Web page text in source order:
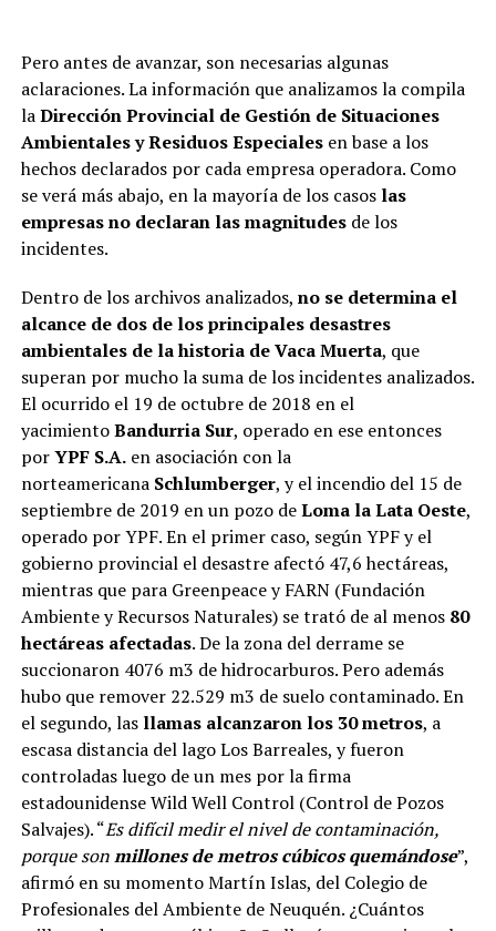
Pero antes de avanzar, son necesarias algunas
aclaraciones. La información que analizamos la compila
laDirección Provincial de Gestión de Situaciones
Ambientales y Residuos Especiales en base a los
hechos declarados por cada empresa operadora. Como
se verá más abajo, en la mayoría de los casoslas
empresas no declaran las magnitudesde los
incidentes.
Dentro de los archivos analizados, no se determina el
alcance de dos de los principales desastres
ambientales de la historia de Vaca Muerta, que
superan por mucho la suma de los incidentes analizados.
El ocurrido el 19 de octubre de 2018 en el
yacimientoBandurria Sur, operado en ese entonces
porYPF S.A.en asociación con la
norteamericana Schlumberger, y el incendio del 15 de
septiembre de 2019 en un pozo deLoma la Lata Oeste,
operado por YPF. En el primer caso, según YPF y el
gobierno provincial el desastre afectó 47,6 hectáreas,
mientras que para Greenpeace y FARN (Fundación
Ambiente y Recursos Naturales) se trató de al menos 80
hectáreas afectadas. De la zona del derrame se
succionaron 4076 m3 de hidrocarburos. Pero además
hubo que remover 22.529 m3 de suelo contaminado. En
el segundo, las llamas alcanzaron los 30 metros, a
escasa distancia del lago Los Barreales, y fueron
controladas luego de un mes por la firma
estadounidense Wild Well Control (Control de Pozos
Salvajes). “Es difícil medir el nivel de contaminación,
porque sonmillones de metros cúbicos quemándose”,
afirmó en su momento Martín Islas, del Colegio de
Profesionales del Ambiente de Neuquén. ¿Cuántos